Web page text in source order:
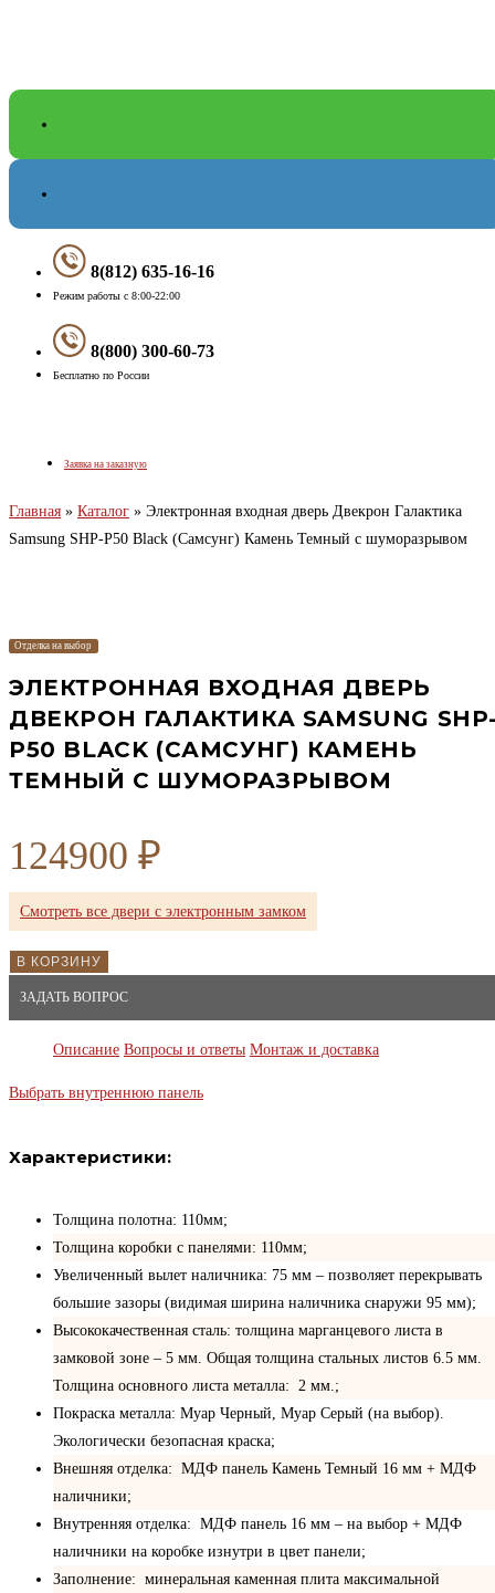
8(812) 635-16-16
Режим работы с 8:00-22:00
8(800) 300-60-73
Бесплатно по России
Заявка на заказную
Главная » Каталог » Электронная входная дверь Двекрон Галактика
Samsung SHP-P50 Black (Самсунг) Камень Темный с шуморазрывом
Отделка на выбор
ЭЛЕКТРОННАЯ ВХОДНАЯ ДВЕРЬ
ДВЕКРОН ГАЛАКТИКА SAMSUNG
P50 BLACK (САМСУНГ) КАМЕНЬ
ТЕМНЫЙ С ШУМОРАЗРЫВОМ
124900 ₽
Смотреть все двери с электронным замком
В КОРЗИНУ
ЗАДАТЬ ВОПРОС
Описание Вопросы и ответы Монтаж и доставка
Выбрать внутреннюю панель
Характеристики:
Толщина полотна: 110мм;
Толщина коробки с панелями: 110мм;
Увеличенный вылет наличника: 75 мм – позволяет перекрывать
большие зазоры (видимая ширина наличника снаружи 95 мм);
Высококачественная сталь: толщина марганцевого листа в
замковой зоне – 5 мм. Общая толщина стальных листов 6.5 мм.
Толщина основного листа металла: 2 мм.;
Покраска металла: Муар Черный, Муар Серый (на выбор).
Экологически безопасная краска;
Внешняя отделка: МДФ панель Камень Темный 16 мм + МДФ
наличники;
Внутренняя отделка: МДФ панель 16 мм – на выбор + МДФ
наличники на коробке изнутри в цвет панели;
Заполнение: минеральная каменная плита максимальной